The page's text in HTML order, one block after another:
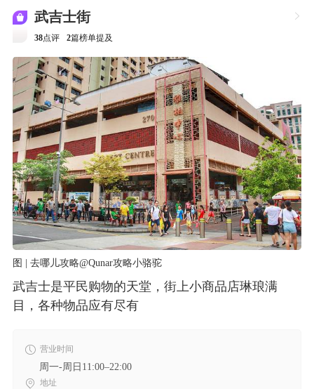
武吉士街
38点评 2篇榜单提及

图 | 去哪儿攻略@Qunar攻略小骆驼
武吉士是平民购物的天堂，街上小商品店琳琅满
目，各种物品应有尽有
营业时间
周一-周日11:00–22:00
地址